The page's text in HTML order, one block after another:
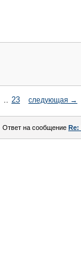
.. 23 следующая →
Ответ на сообщение